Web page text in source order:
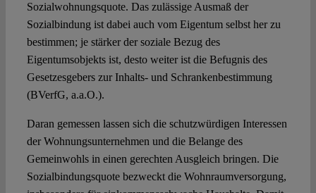
Sozialwohnungsquote. Das zulässige Ausmaß der
Sozialbindung ist dabei auch vom Eigentum selbst her zu
bestimmen; je stärker der soziale Bezug des
Eigentumsobjekts ist, desto weiter ist die Befugnis des
Gesetzesgebers zur Inhalts- und Schrankenbestimmung
(BVerfG, a.a.O.).
Daran gemessen lassen sich die schutzwürdigen Interessen
der Wohnungsunternehmen und die Belange des
Gemeinwohls in einen gerechten Ausgleich bringen. Die
Sozialbindungsquote bezweckt die Wohnraumversorgung,